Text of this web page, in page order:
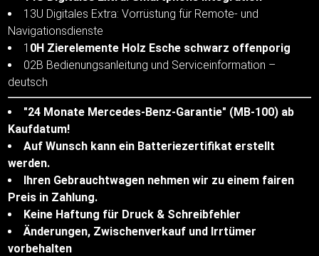
13U Digitales Extra: Vorrüstung für Remote- und
Navigationsdienste
1 0H Zierelemente Holz Esche schwarz offenporig
02B Bedienungsanleitung und Serviceinformation –
deutsch
"24 Monate Mercedes-Benz-Garantie" (MB-100) ab
Kaufdatum!
Auf Wunsch kann ein Batteriezertifikat erstellt
werden.
Ihren Gebrauchtwagen nehmen wir zu einem fairen
Preis in Zahlung.
Keine Haftung für Druck & Schreibfehler
Änderungen, Zwischenverkauf und Irrtümer
vorbehalten